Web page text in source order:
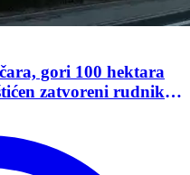
gori 100 hektara
zatvoreni rudnik